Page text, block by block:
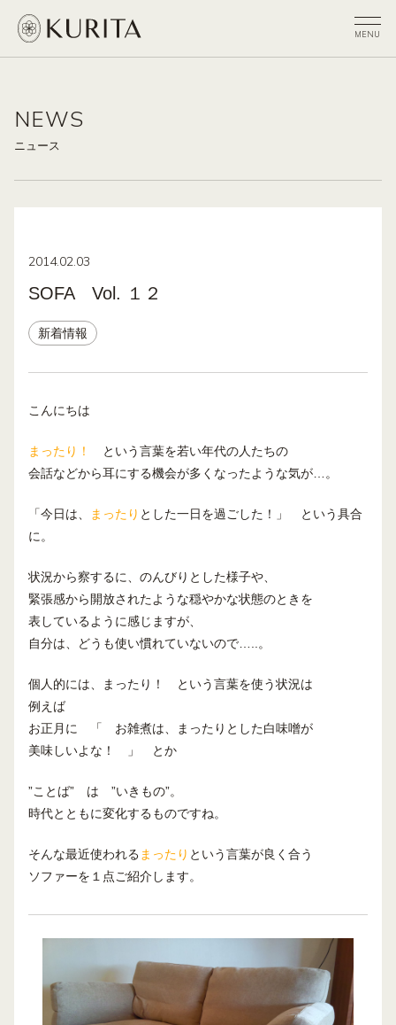
NEWS
ニュース
2014.02.03
SOFA Vol. １２
新着情報
こんにちは
まったり！
という言葉を若い年代の人たちの
会話などから耳にする機会が多くなったような気が…。
「今日は、 まったり とした一日を過ごした！」 という具合
に。
状況から察するに、のんびりとした様子や、
緊張感から開放されたような穏やかな状態のときを
表しているように感じますが、
自分は、どうも使い慣れていないので…..。
個人的には、まったり！ という言葉を使う状況は
例えば
お正月に 「 お雑煮は、まったりとした白味噌が
美味しいよな！ 」 とか
”ことば” は ”いきもの”。
時代とともに変化するものですね。
そんな最近使われる まったり という言葉が良く合う
ソファーを１点ご紹介します。